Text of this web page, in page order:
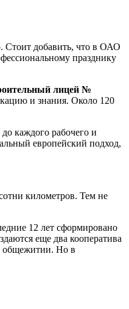
Стоит добавить, что в ОАО
празднику
лицей №
и знания. Около 120
каждого рабочего и
европейский подход,
километров. Тем не
12 лет сформировано
еще два кооператива
общежитии. Но в